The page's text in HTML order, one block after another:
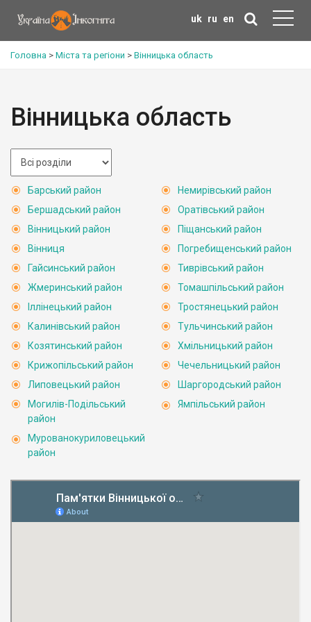
uk ru en
Головна > Міста та регіони > Вінницька область
Вінницька область
Барський район
Бершадський район
Вінницький район
Вінниця
Гайсинський район
Жмеринський район
Іллінецький район
Калинівський район
Козятинський район
Крижопільський район
Липовецький район
Могилів-Подільський
район
Мурованокуриловецький
район
Немирівський район
Оратівський район
Піщанський район
Погребищенський район
Тиврівський район
Томашпільський район
Тростянецький район
Тульчинський район
Хмільницький район
Чечельницький район
Шаргородський район
Ямпільський район